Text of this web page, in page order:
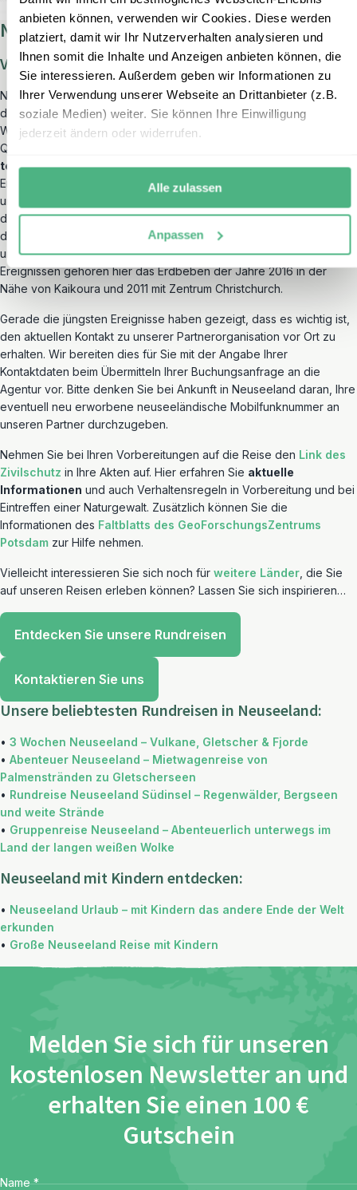
anbieten können, verwenden wir Cookies. Diese werden
platziert, damit wir Ihr Nutzerverhalten analysieren und
Ihnen somit die Inhalte und Anzeigen anbieten können, die
Sie interessieren. Außerdem geben wir Informationen zu
Ihrer Verwendung unserer Webseite an Drittanbieter (z.B.
soziale Medien) weiter. Sie können Ihre Einwilligung
jederzeit ändern oder widerrufen.
Alle zulassen
Anpassen
Naturereignisse in Neuseeland
Vulkanismus & Erdbeben
Neuseeland gehört mit seiner wundervollen Flora und Fauna zu
den jüngsten Teilen unserer Erde. Dies bemerken Sie auf Ihren
Wanderungen und Erkundungen an den warmen und heißen
Quellen an unterschiedlichen Orten. Noch heute sind die
tektonischen Aktivitätender beiden aufeinander treffenden
Erdplatten (der pazifischen und australischen Platte) in
unregelmäßigen Abständen zu spüren. Einerseits durch die Existenz
der zu den aktivsten gehörenden Vulkanen der Erde als auch
durch immer wiederkehrende Erdbeben, welche häufig in
unterschiedlichen Stärken zu bemerken sind. Zu den aktuellsten
Ereignissen gehören hier das Erdbeben der Jahre 2016 in der
Nähe von Kaikoura und 2011 mit Zentrum Christchurch.
Gerade die jüngsten Ereignisse haben gezeigt, dass es wichtig ist,
den aktuellen Kontakt zu unserer Partnerorganisation vor Ort zu
erhalten. Wir bereiten dies für Sie mit der Angabe Ihrer
Kontaktdaten beim Übermitteln Ihrer Buchungsanfrage an die
Agentur vor. Bitte denken Sie bei Ankunft in Neuseeland daran, Ihre
eventuell neu erworbene neuseeländische Mobilfunknummer an
unseren Partner durchzugeben.
Nehmen Sie bei Ihren Vorbereitungen auf die Reise den Link des
Zivilschutz in Ihre Akten auf. Hier erfahren Sie aktuelle
Informationen und auch Verhaltensregeln in Vorbereitung und bei
Eintreffen einer Naturgewalt. Zusätzlich können Sie die
Informationen des Faltblatts des GeoForschungsZentrums
Potsdam zur Hilfe nehmen.
Vielleicht interessieren Sie sich noch für weitere Länder , die Sie
auf unseren Reisen erleben können? Lassen Sie sich inspirieren…
Entdecken Sie unsere Rundreisen
Kontaktieren Sie uns
Unsere beliebtesten Rundreisen in Neuseeland:
• 3 Wochen Neuseeland – Vulkane, Gletscher & Fjorde
• Abenteuer Neuseeland – Mietwagenreise von
Palmenstränden zu Gletscherseen
• Rundreise Neuseeland Südinsel – Regenwälder, Bergseen
und weite Strände
• Gruppenreise Neuseeland – Abenteuerlich unterwegs im
Land der langen weißen Wolke
Neuseeland mit Kindern entdecken:
• Neuseeland Urlaub – mit Kindern das andere Ende der Welt
erkunden
• Große Neuseeland Reise mit Kindern
Melden Sie sich für unseren
kostenlosen Newsletter an und
erhalten Sie einen 100 €
Gutschein
Name *